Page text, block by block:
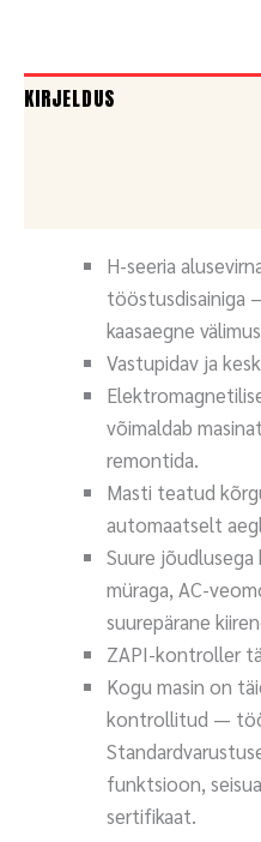
KIRJELDUS
H-seeria
tööstusdisainiga
kaasaegne
Vastupidav ja
võimaldab
remontida.
Masti teatud
automaatselt
Suure jõudlusega
müraga, AC-
suurepärane
ZAPI-kontroller
Kogu masin on
kontrollitud —
funktsioon,
sertifikaat.